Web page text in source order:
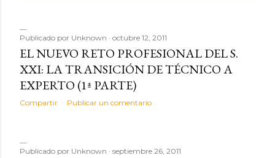
Publicado por Unknown octubre 12, 2011
EL NUEVO RETO PROFESIONAL DEL S.
XXI: LA TRANSICIÓN DE TÉCNICO A
EXPERTO (1ª PARTE)
Compartir Publicar un comentario
Publicado por Unknown septiembre 26, 2011